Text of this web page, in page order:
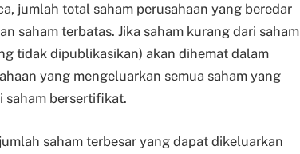
jumlah total saham perusahaan yang beredar
saham terbatas. Jika saham kurang dari saham
tidak dipublikasikan) akan dihemat dalam
yang mengeluarkan semua saham yang
saham bersertifikat.
saham terbesar yang dapat dikeluarkan